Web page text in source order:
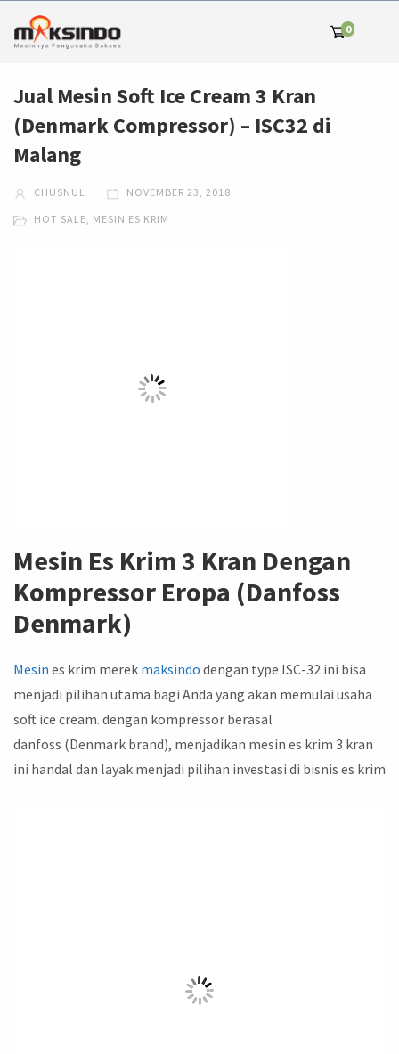
0
Jual Mesin Soft Ice Cream 3 Kran
(Denmark Compressor) – ISC32 di
Malang
CHUSNUL NOVEMBER 23, 2018
HOT SALE, MESIN ES KRIM
Mesin Es Krim 3 Kran Dengan
Kompressor Eropa (Danfoss
Denmark)
Mesin es krim merek maksindo dengan type ISC-32 ini bisa
menjadi pilihan utama bagi Anda yang akan memulai usaha
soft ice cream. dengan kompressor berasal
danfoss (Denmark brand), menjadikan mesin es krim 3 kran
ini handal dan layak menjadi pilihan investasi di bisnis es krim